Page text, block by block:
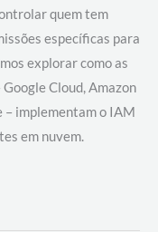
quem tem
específicas para
explorar como as
Cloud, Amazon
– implementam o IAM
em nuvem.